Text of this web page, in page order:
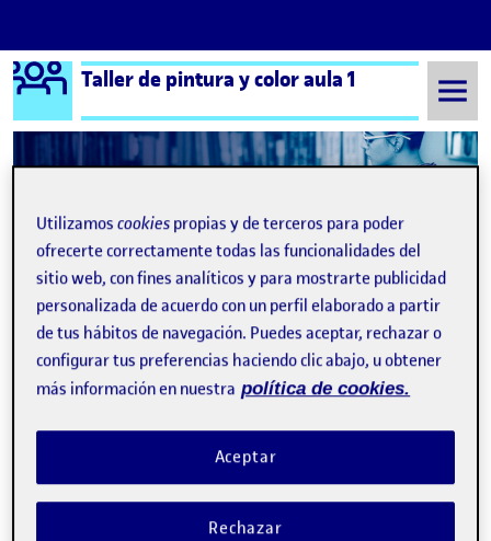
Saltar al contenido
Logo Ágora
Taller de pintura y color aula 1
Semestre 20221 - Aula 1 PEC4. Proyecto acrílico.
PEC4. Proyecto acrílico.
Publicado por PEC4-PRIMERA PARTE: BÚSQUEDA, SELECCIÓN Y ANÁLISIS DE REFERENTES
Publicado por
Carla Castaño Maidana
Visibilidad:
Pública -Fecha de publicación
14 Dic 2022-2 comentariosen PEC4-PRIMERA PARTE:
Utilizamoscookies propias y de terceros para poder
ofrecerte correctamente todas las funcionalidades del
sitio web, con fines analíticos y para mostrarte publicidad
personalizada de acuerdo con un perfil elaborado a partir
de tus hábitos de navegación. Puedes aceptar, rechazar o
configurar tus preferencias haciendo clic abajo, u obtener
más información en nuestra política de cookies.
Rechazar
Aceptar